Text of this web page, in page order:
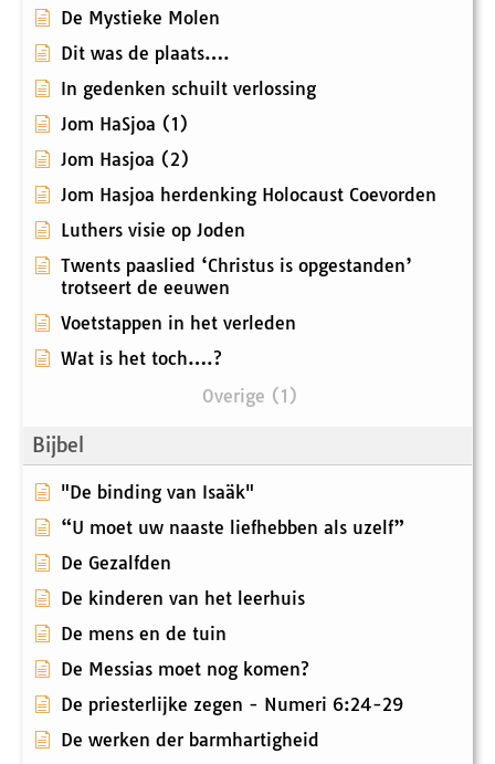
De Mystieke Molen
Dit was de plaats….
In gedenken schuilt verlossing
Jom HaSjoa (1)
Jom Hasjoa (2)
Jom Hasjoa herdenking Holocaust Coevorden
Luthers visie op Joden
Twents paaslied ‘Christus is opgestanden’
trotseert de eeuwen
Voetstappen in het verleden
Wat is het toch….?
Overige (1)
Bijbel
"De binding van Isaäk"
“U moet uw naaste liefhebben als uzelf”
De Gezalfden
De kinderen van het leerhuis
De mens en de tuin
De Messias moet nog komen?
De priesterlijke zegen - Numeri 6:24-29
De werken der barmhartigheid